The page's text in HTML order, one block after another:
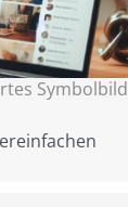
Symbolbild